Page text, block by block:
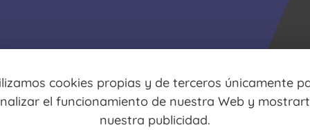
cookies propias y de terceros únicamente
el funcionamiento de nuestra Web y
nuestra publicidad.